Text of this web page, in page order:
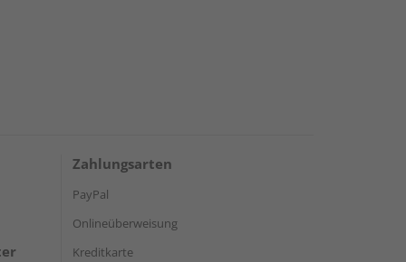
Zahlungsarten
PayPal
Onlineüberweisung
Kreditkarte